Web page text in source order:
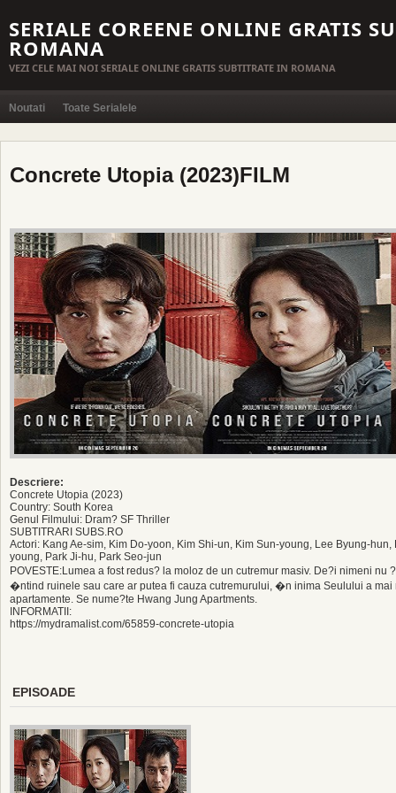
SERIALE COREENE ONLINE GRATIS
ROMANA
VEZI CELE MAI NOI SERIALE ONLINE GRATIS SUBTITRATE IN ROMANA
Noutati Toate Serialele
Concrete Utopia (2023)FILM
Descriere:
Concrete Utopia (2023)
Country: South Korea
Genul Filmului: Dram? SF Thriller
SUBTITRARI SUBS.RO
Actori: Kang Ae-sim, Kim Do-yoon, Kim Shi-un, Kim Sun-young, Lee Byung-
young, Park Ji-hu, Park Seo-jun
POVESTE:Lumea a fost redus? la moloz de un cutremur masiv. De?i nimeni
�ntind ruinele sau care ar putea fi cauza cutremurului, �n inima Seulului a
apartamente. Se nume?te Hwang Jung Apartments.
INFORMATII:
https://mydramalist.com/65859-concrete-utopia
EPISOADE